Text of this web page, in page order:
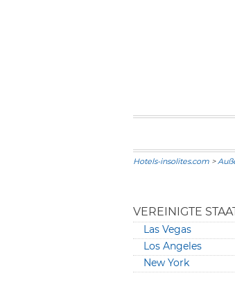
Hotels-insolites.com >
VEREINIGTE
Las Vegas
Los Angeles
New York